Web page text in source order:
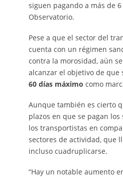
siguen pagando a más de
Observatorio.
Pese a que el sector del
cuenta con un régimen
contra la morosidad, aún
alcanzar el objetivo de que
60 días máximo como
Aunque también es cierto
plazos en que se pagan
los transportistas en
sectores de actividad, que
incluso cuadruplicarse.
“Hay un notable aumento